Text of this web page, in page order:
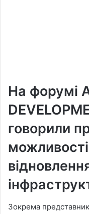
На форумі
говорили
Зокрема